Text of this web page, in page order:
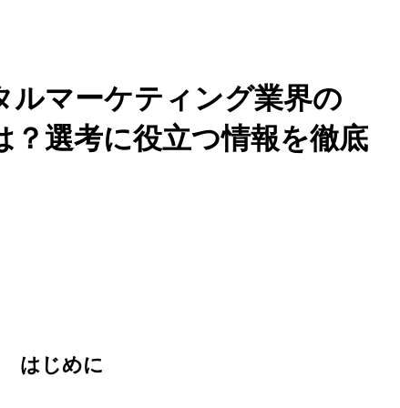
ルマーケティング業界の
？選考に役立つ情報を徹底
はじめに